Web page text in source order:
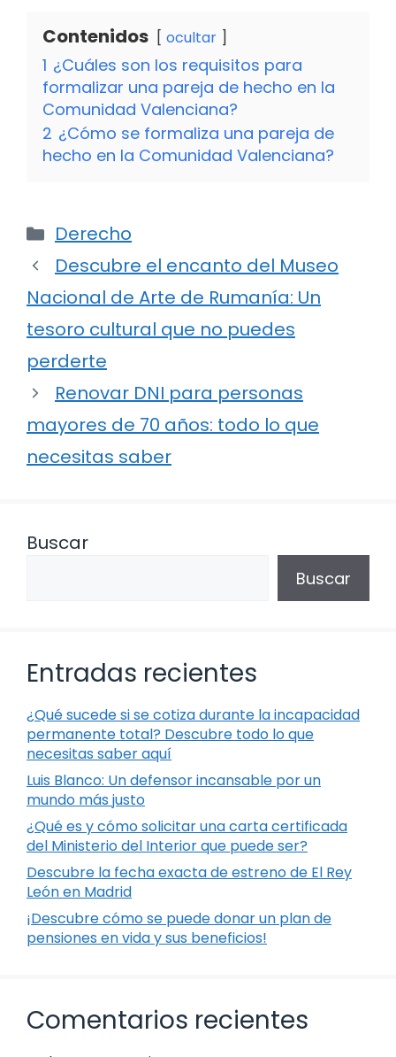
Contenidos ocultar
1 ¿Cuáles son los requisitos para
formalizar una pareja de hecho en la
Comunidad Valenciana?
2 ¿Cómo se formaliza una pareja de
hecho en la Comunidad Valenciana?
Categorías
Derecho
Descubre el encanto del Museo
Nacional de Arte de Rumanía: Un
tesoro cultural que no puedes
perderte
Renovar DNI para personas
mayores de 70 años: todo lo que
necesitas saber
Buscar
Buscar
Entradas recientes
¿Qué sucede si se cotiza durante la incapacidad
permanente total? Descubre todo lo que
necesitas saber aquí
Luis Blanco: Un defensor incansable por un
mundo más justo
¿Qué es y cómo solicitar una carta certificada
del Ministerio del Interior que puede ser?
Descubre la fecha exacta de estreno de El Rey
León en Madrid
¡Descubre cómo se puede donar un plan de
pensiones en vida y sus beneficios!
Comentarios recientes